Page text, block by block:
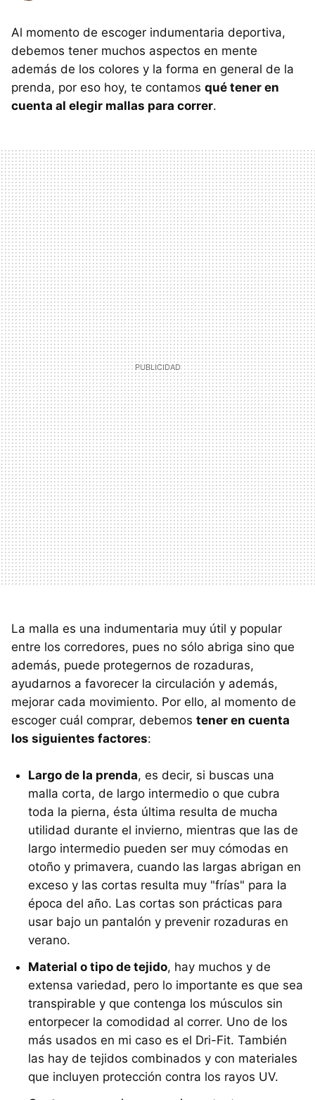
Al momento de escoger indumentaria deportiva,
debemos tener muchos aspectos en mente
además de los colores y la forma en general de la
prenda, por eso hoy, te contamos qué tener en
cuenta al elegir mallas para correr.
La malla es una indumentaria muy útil y popular
entre los corredores, pues no sólo abriga sino que
además, puede protegernos de rozaduras,
ayudarnos a favorecer la circulación y además,
mejorar cada movimiento. Por ello, al momento de
escoger cuál comprar, debemos tener en cuenta
los siguientes factores:
Largo de la prenda, es decir, si buscas una
malla corta, de largo intermedio o que cubra
toda la pierna, ésta última resulta de mucha
utilidad durante el invierno, mientras que las de
largo intermedio pueden ser muy cómodas en
otoño y primavera, cuando las largas abrigan en
exceso y las cortas resulta muy "frías" para la
época del año. Las cortas son prácticas para
usar bajo un pantalón y prevenir rozaduras en
verano.
Material o tipo de tejido, hay muchos y de
extensa variedad, pero lo importante es que sea
transpirable y que contenga los músculos sin
entorpecer la comodidad al correr. Uno de los
más usados en mi caso es el Dri-Fit. También
las hay de tejidos combinados y con materiales
que incluyen protección contra los rayos UV.